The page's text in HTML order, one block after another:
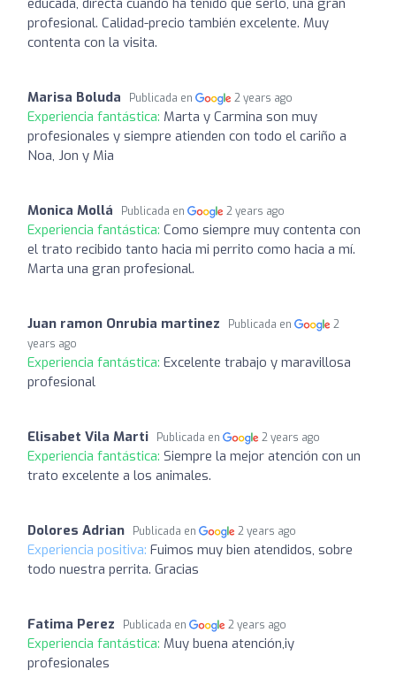
profesional. Calidad-precio también excelente. Muy
contenta con la visita.
Marisa Boluda Publicada en 2 years ago
Experiencia fantástica: Marta y Carmina son muy
profesionales y siempre atienden con todo el cariño a
Noa, Jon y Mia
Monica Mollá Publicada en 2 years ago
Experiencia fantástica: Como siempre muy contenta con
el trato recibido tanto hacia mi perrito como hacia a mí.
Marta una gran profesional.
Juan ramon Onrubia martinez Publicada en
2
years ago
Experiencia fantástica: Excelente trabajo y maravillosa
profesional
Elisabet Vila Marti Publicada en 2 years ago
Experiencia fantástica: Siempre la mejor atención con un
trato excelente a los animales.
Dolores Adrian Publicada en 2 years ago
Experiencia positiva: Fuimos muy bien atendidos, sobre
todo nuestra perrita. Gracias
Fatima Perez Publicada en 2 years ago
Experiencia fantástica: Muy buena atención,iy
profesionales